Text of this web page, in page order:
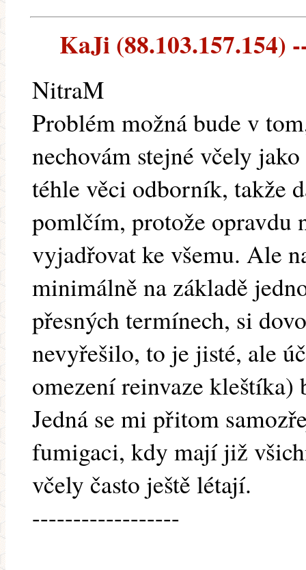
KaJi (88.103.157.154)
NitraM
Problém možná bude v
nechovám stejné včely
téhle věci odborník, takže
pomlčím, protože opravdu
vyjadřovat ke všemu. Ale
minimálně na základě
přesných termínech, si
nevyřešilo, to je jisté, ale
omezení reinvaze
Jedná se mi přitom
fumigaci, kdy mají již
včely často ještě létají.
------------------